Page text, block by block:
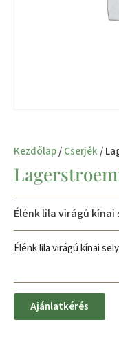
Kezdőlap/Cserjék/
Élénk lila virágú
Élénk lila virágú kínai
Ajánlatkérés